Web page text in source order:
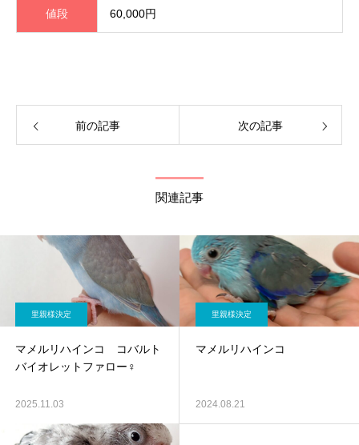
値段 60,000円
前の記事 次の記事
関連記事
里親様決定
マメルリハインコ コバルト
バイオレットファロー♀
2025.11.03
里親様決定
マメルリハインコ
2024.08.21